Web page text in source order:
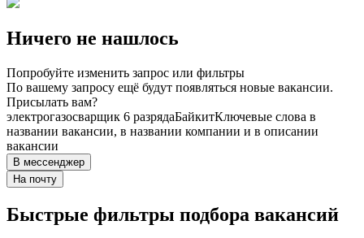
Ничего не нашлось
Попробуйте изменить запрос или фильтры
По вашему запросу ещё будут появляться новые вакансии.
Присылать вам?
электрогазосварщик 6 разрядаБайкитКлючевые слова в
названии вакансии, в названии компании и в описании
вакансии
В мессенджер
На почту
Быстрые фильтры подбора вакансий